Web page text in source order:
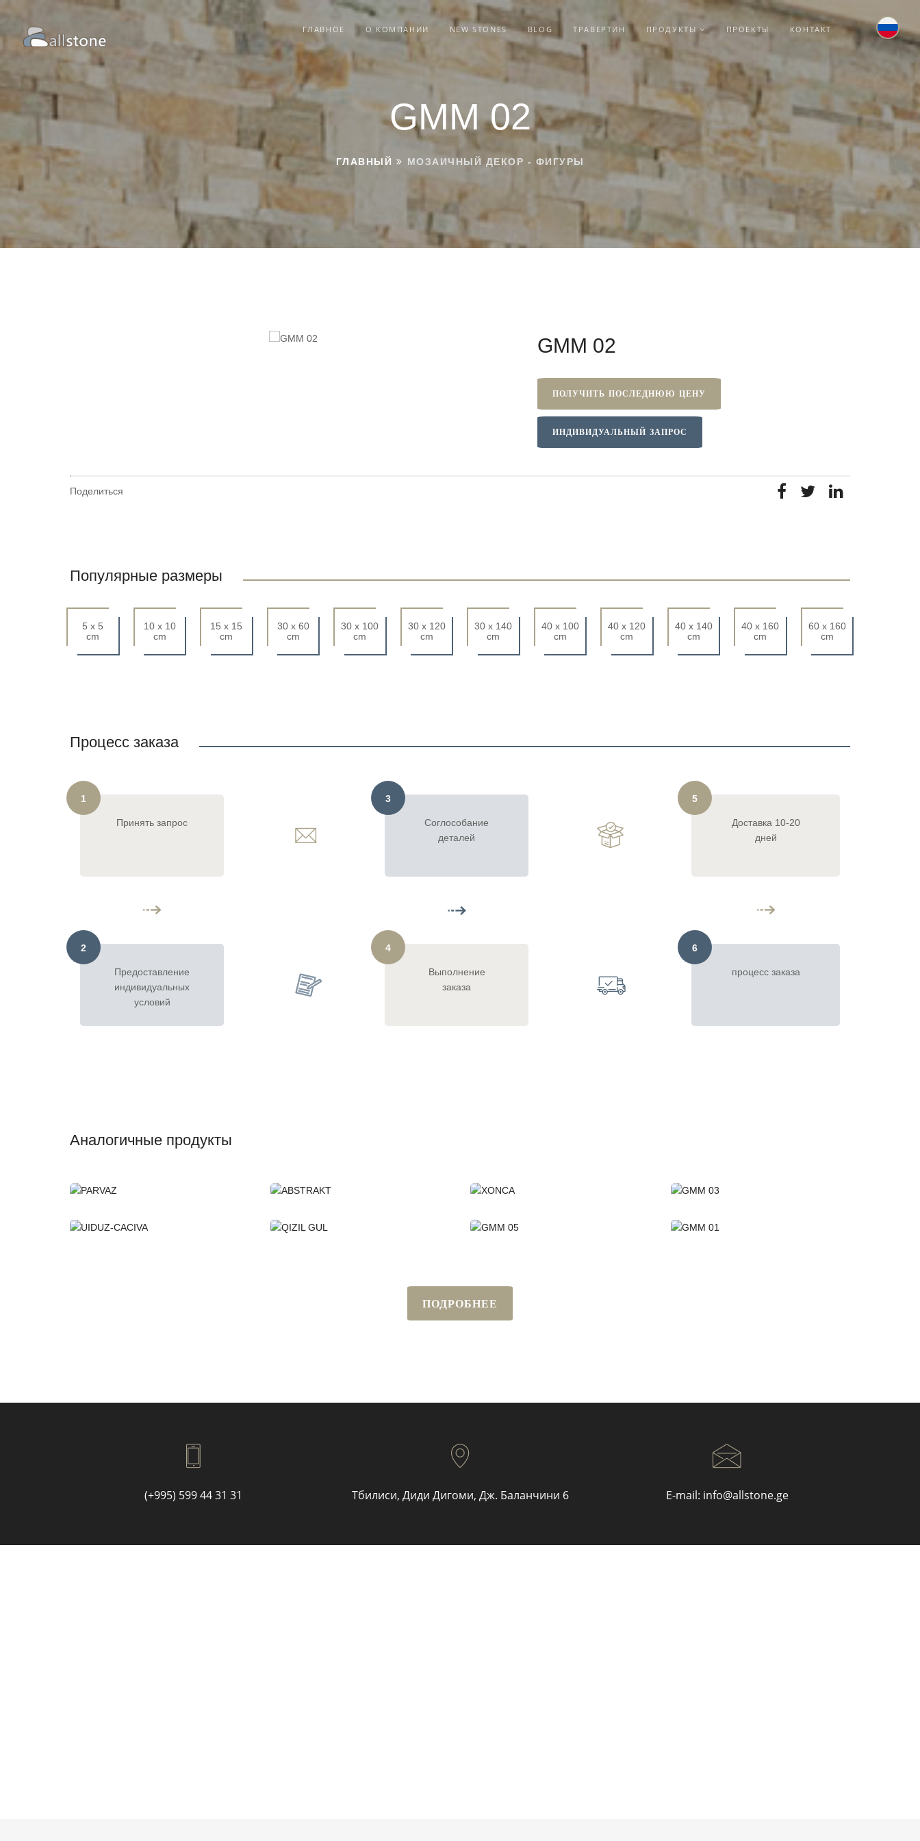
ГЛАВНОЕ О КОМПАНИИ NEW STONES BLOG ТРАВЕРТИН ПРОДУКТЫ ПРОЕКТЫ КОНТАКТ
GMM 02
ГЛАВНЫЙ МОЗАИЧНЫЙ ДЕКОР - ФИГУРЫ
GMM 02
ПОЛУЧИТЬ ПОСЛЕДНЮЮ ЦЕНУ
ИНДИВИДУАЛЬНЫЙ ЗАПРОС
Поделиться
Популярные размеры
5 x 5
cm
10 x 10
cm
15 x 15
cm
30 x 60
cm
30 x 100
cm
30 x 120
cm
30 x 140
cm
40 x 100
cm
40 x 120
cm
40 x 140
cm
40 x 160
cm
60 x 160
cm
Процесс заказа
1
Принять запрос
2
Предоставление
индивидуальных
условий
3
Соглособание
деталей
4
Выполнение
заказа
5
Доставка 10-20
дней
6
процесс заказа
Аналогичные продукты
ПОДРОБНЕЕ
(+995) 599 44 31 31 Тбилиси, Диди Дигоми, Дж. Баланчини 6 E-mail: info@allstone.ge